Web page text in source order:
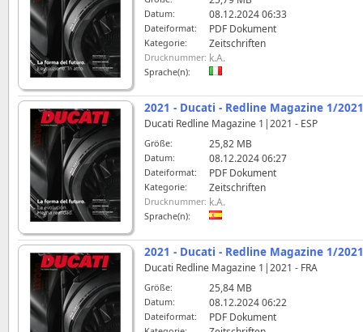
Datum: 08.12.2024 06:33
Dateiformat: PDF Dokument
Kategorie: Zeitschriften
Drucknummer: k.A.
Sprache(n):
2021 - Ducati - Redline Magazine 1/2021
Ducati Redline Magazine 1|2021 - ESP
Größe: 25,82 MB
Datum: 08.12.2024 06:27
Dateiformat: PDF Dokument
Kategorie: Zeitschriften
Drucknummer: k.A.
Sprache(n):
2021 - Ducati - Redline Magazine 1/
Ducati Redline Magazine 1|2021 - FRA
Größe: 25,84 MB
Datum: 08.12.2024 06:22
Dateiformat: PDF Dokument